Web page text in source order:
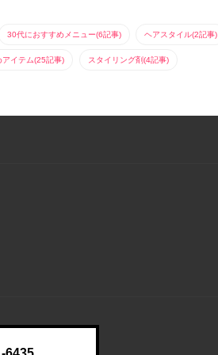
30代におすすめメニュー(6記事) ヘアスタイル(2記事)
アイテム(25記事) スタイリング剤(4記事)